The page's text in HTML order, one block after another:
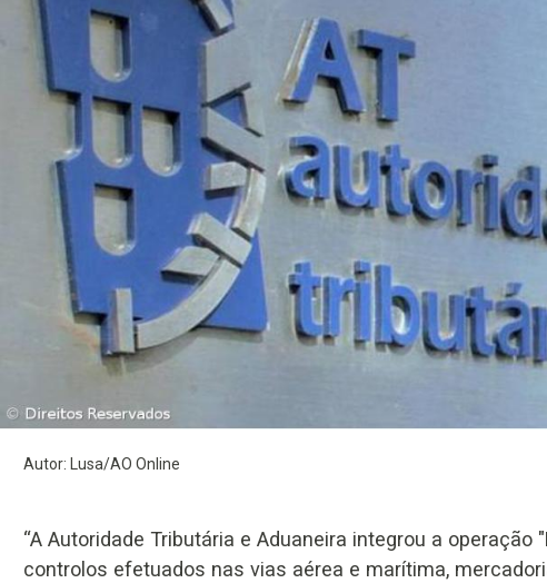
Autor: Lusa/AO Online
“A Autoridade Tributária e Aduaneira integrou a operação
controlos efetuados nas vias aérea e marítima,